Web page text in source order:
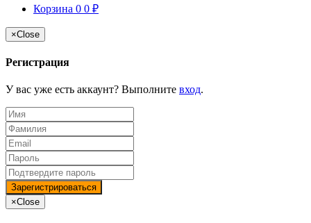
Корзина 0 0 ₽
×Close
Регистрация
У вас уже есть аккаунт? Выполните вход.
×Close